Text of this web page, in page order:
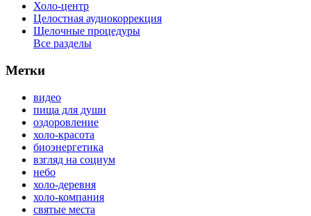
Холо-центр
Целостная аудиокоррекция
Щелочные процедуры
Все разделы
Метки
видео
пища для души
оздоровление
холо-красота
биоэнергетика
взгляд на социум
небо
холо-деревня
холо-компания
святые места